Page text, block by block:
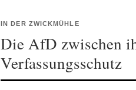
IN DER ZWICKMÜHLE
Die AfD zwischen
Verfassungsschutz